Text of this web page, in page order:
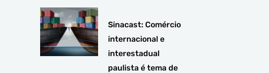
Sinacast: Comércio
internacional e
interestadual
paulista é tema de